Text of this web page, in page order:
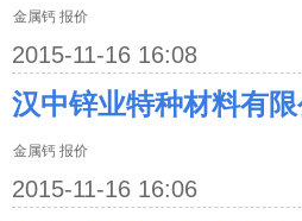
金属钙 报价
2015-11-16 16:08
汉中锌业特种材料有
金属钙 报价
2015-11-16 16:06